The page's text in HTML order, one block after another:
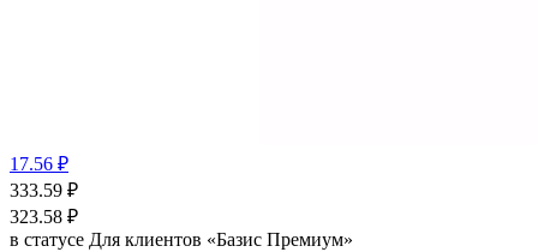
17.56 ₽
333.59 ₽
323.58 ₽
в статусе Для клиентов «Базис Премиум»